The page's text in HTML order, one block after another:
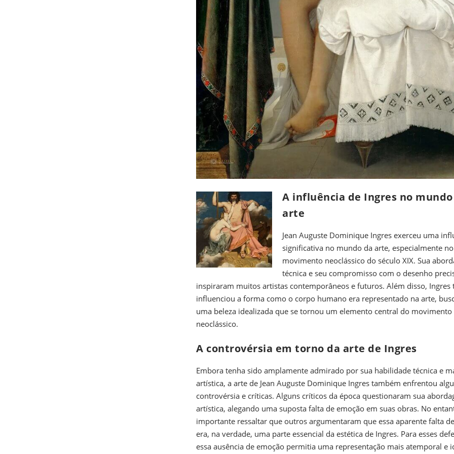
A influência de Ingres no
arte
Jean Auguste Dominique Ingres exerceu uma
significativa no mundo da arte, especialmente no
movimento neoclássico do século XIX. Sua
técnica e seu compromisso com o desenho
inspiraram muitos artistas contemporâneos e futuros. Além disso, Ingres
influenciou a forma como o corpo humano era representado na arte,
uma beleza idealizada que se tornou um elemento central do movimento
neoclássico.
A controvérsia em torno da arte de Ingres
Embora tenha sido amplamente admirado por sua habilidade técnica e
artística, a arte de Jean Auguste Dominique Ingres também enfrentou
controvérsia e críticas. Alguns críticos da época questionaram sua
artística, alegando uma suposta falta de emoção em suas obras. No
importante ressaltar que outros argumentaram que essa aparente falta
era, na verdade, uma parte essencial da estética de Ingres. Para esses
essa ausência de emoção permitia uma representação mais atemporal e